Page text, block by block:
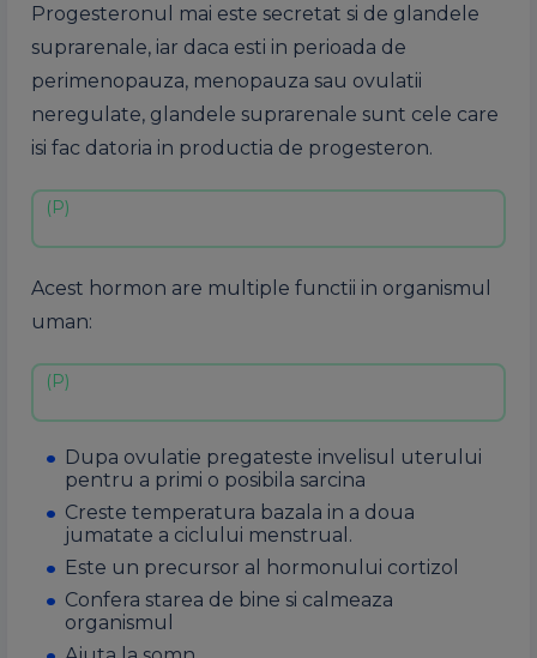
Progesteronul mai este secretat si de glandele
suprarenale, iar daca esti in perioada de
perimenopauza, menopauza sau ovulatii
neregulate, glandele suprarenale sunt cele care
isi fac datoria in productia de progesteron.
Acest hormon are multiple functii in organismul
uman:
Dupa ovulatie pregateste invelisul uterului
pentru a primi o posibila sarcina
Creste temperatura bazala in a doua
jumatate a ciclului menstrual.
Este un precursor al hormonului cortizol
Confera starea de bine si calmeaza
organismul